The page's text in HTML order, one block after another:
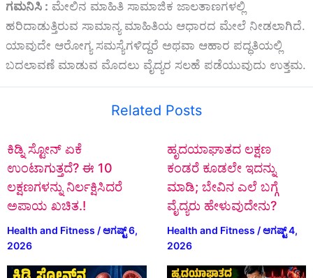
ಗಮನಿಸಿ : ಮೇಲಿನ ಮಾಹಿತಿ ಸಾಮಾಜಿಕ ಜಾಲತಾಣಗಳಲ್ಲಿ
ಹರಿದಾಡುತ್ತಿರುವ ಸಾಮಾನ್ಯ ಮಾಹಿತಿಯ ಆಧಾರದ ಮೇಲೆ ನೀಡಲಾಗಿದೆ.
ಯಾವುದೇ ಆರೋಗ್ಯ ಸಮಸ್ಯೆಗಳಿದ್ದರೆ ಅಥವಾ ಆಹಾರ ಪದ್ಧತಿಯಲ್ಲಿ
ಬದಲಾವಣೆ ಮಾಡುವ ಮೊದಲು ವೈದ್ಯರ ಸಲಹೆ ಪಡೆಯುವುದು ಉತ್ತಮ.
Related Posts
ಕಿಡ್ನಿ ಸ್ಟೋನ್‌ ಏಕೆ
ಉಂಟಾಗುತ್ತದೆ? ಈ 10
ಲಕ್ಷಣಗಳನ್ನು ನಿರ್ಲಕ್ಷಿಸಿದರೆ
ಅಪಾಯ ಖಚಿತ.!
Health and Fitness /ಆಗಷ್ಟ್ 6,
2026
ಹೃದಯಾಘಾತದ ಲಕ್ಷಣ
ಕಂಡರೆ ಕೂಡಲೇ ಇದನ್ನು
ಮಾಡಿ; ಬೇವಿನ ಎಲೆ ಬಗ್ಗೆ
ವೈದ್ಯರು ಹೇಳುವುದೇನು?
Health and Fitness /ಆಗಷ್ಟ್ 4,
2026